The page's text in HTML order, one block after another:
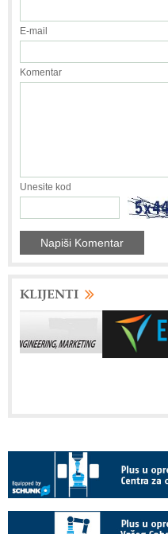
E-mail
Komentar
Unesite kod
KLIJENTI